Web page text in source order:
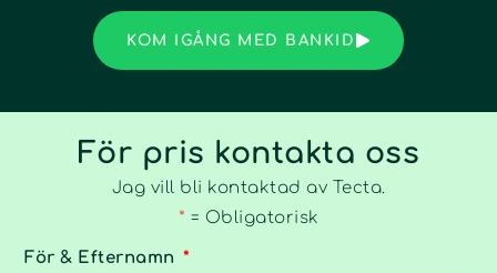
KOM IGÅNG MED BANKID
För pris kontakta oss
Jag vill bli kontaktad av Tecta.
* = Obligatorisk
För & Efternamn